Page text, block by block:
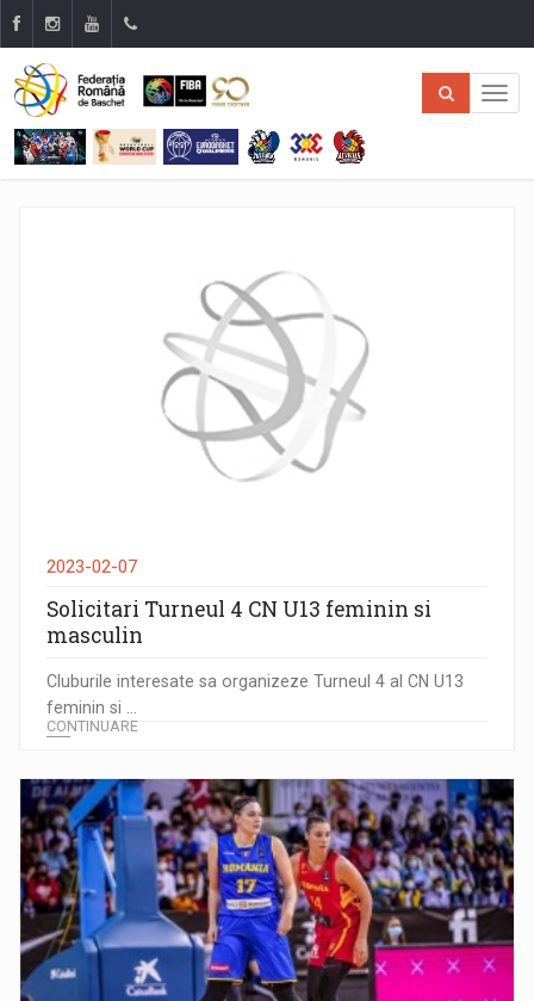
2023-02-07
Solicitari Turneul 4 CN U13 feminin si
masculin
Cluburile interesate sa organizeze Turneul 4 al CN U13
feminin si ...
CONTINUARE